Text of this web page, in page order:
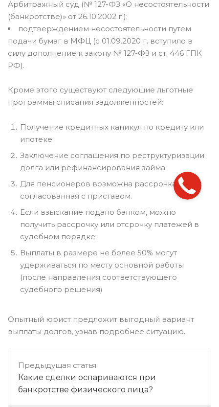
Арбитражный суд (№ 127-ФЗ «О несостоятельности
(банкротстве)» от 26.10.2002 г.);
подтверждением несостоятельности путем
подачи бумаг в МФЦ (с 01.09.2020 г. вступило в
силу дополнение к закону № 127-ФЗ и ст. 446 ГПК
РФ).
Кроме этого существуют следующие льготные
программы списания задолженностей:
Получение кредитных каникул по кредиту или
ипотеке.
Заключение соглашения по реструктуризации
долга или рефинансирования займа.
Для пенсионеров возможна рассрочка,
согласованная с приставом.
Если взыскание подано банком, можно
получить рассрочку или отсрочку платежей в
судебном порядке.
Выплаты в размере не более 50% могут
удерживаться по месту основной работы
(после направления соответствующего
судебного решения)
Опытный юрист предложит выгодный вариант
выплаты долгов, узнав подробнее ситуацию.
Предыдущая статья
Какие сделки оспариваются при
банкротстве физического лица?